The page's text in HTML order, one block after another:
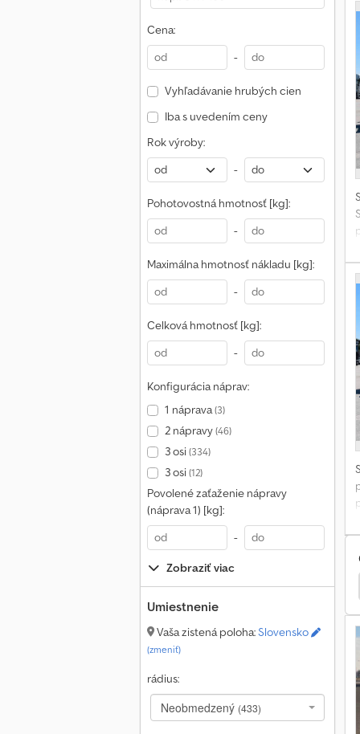
Cena:
-
Vyhľadávanie hrubých cien
Iba s uvedením ceny
Rok výroby:
-
Pohotovostná hmotnosť [kg]:
-
Maximálna hmotnosť nákladu [kg]:
-
Celková hmotnosť [kg]:
-
Konfigurácia náprav:
1 náprava(3)
2 nápravy(46)
3 osi(334)
3 osi(12)
Povolené zaťaženie nápravy
(náprava 1) [kg]:
-
Zobraziť viac
Umiestnenie
Vaša zistená poloha:Slovensko
(zmeniť)
rádius:
Neobmedzený (433)
Van Hool Saf Krone Zz